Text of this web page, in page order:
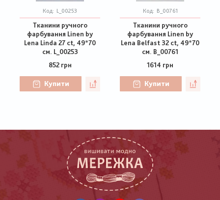
Код: L_00253
Тканини ручного
фарбування Linen by
Lena Linda 27 ct, 49*70
см. L_00253
852 грн
Купити
Код: B_00761
Тканини ручного
фарбування Linen by
Lena Belfast 32 ct, 49*70
см. B_00761
1614 грн
Купити